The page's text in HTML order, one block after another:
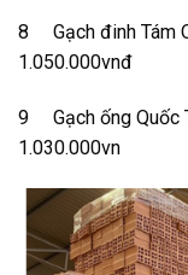
8 Gạch đinh
1.050.000vnđ
9 Gạch ống
1.030.000vn